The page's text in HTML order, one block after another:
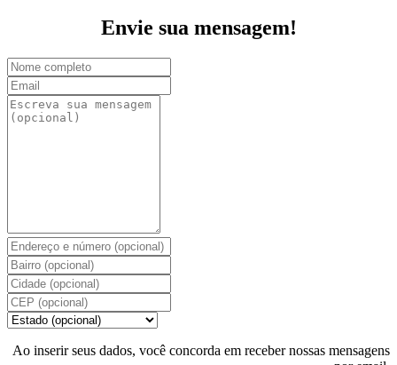
Envie sua mensagem!
Ao inserir seus dados, você concorda em receber nossas mensagens